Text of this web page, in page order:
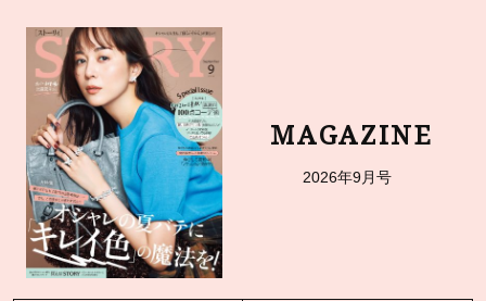
MAGAZINE
2026年9月号